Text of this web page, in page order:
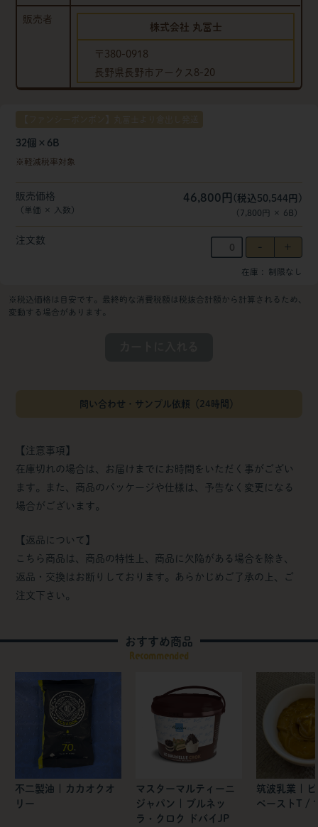
販売者
株式会社 丸冨士
〒380-0918
長野県長野市アークス8-20
32個×6B
軽減税率対象
販売価格
（単価 × 入数）
46,800円 (税込50,544円)
（ 7,800円 × 6 B ）
注文数
在庫 制限なし
※税込価格は目安です。最終的な消費税額は税抜合計額から計算されるため、
変動する場合があります。
問い合わせ・サンプル依頼（24時間）
【注意事項】
在庫切れの場合は、お届けまでにお時間をいただく事がござい
ます。また、商品のパッケージや仕様は、予告なく変更になる
場合がございます。
【返品について】
こちら商品は、商品の特性上、商品に欠陥がある場合を除き、
返品・交換はお断りしております。あらかじめご了承の上、ご
注文下さい。
おすすめ商品
Recommended
不二製油 | カカオクオ
リー
マスターマルティーニ
ジャパン | ブルネッ
ラ・クロク ドバイJP
筑波乳業 |
ペーストT /